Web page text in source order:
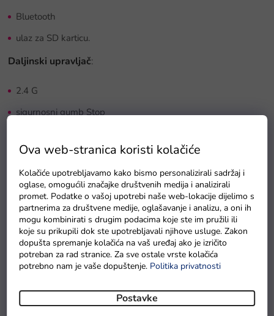
Ova web-stranica koristi kolačiće
Kolačiće upotrebljavamo kako bismo personalizirali sadržaj i
oglase, omogućili značajke društvenih medija i analizirali
promet. Podatke o vašoj upotrebi naše web-lokacije dijelimo s
partnerima za društvene medije, oglašavanje i analizu, a oni ih
mogu kombinirati s drugim podacima koje ste im pružili ili
koje su prikupili dok ste upotrebljavali njihove usluge. Zakon
dopušta spremanje kolačića na vaš uređaj ako je izričito
potreban za rad stranice. Za sve ostale vrste kolačića
potrebno nam je vaše dopuštenje. Politika privatnosti
Postavke
Bluetooth
ulaz za SD karticu.
Daljinski upravljač:
2.4 G
sigurnosni gumb Stop
Električno autiće Range Rover Evoquesrebrne tehničke
specifikacije:
snaga 2x45W
baterija 12V 4,5Ah
automatski mjenjač, 3 brzine
dimenzije 108 x 66 x 53 cm
brzina 3 do 6 km/h
težina vozila 17 kg